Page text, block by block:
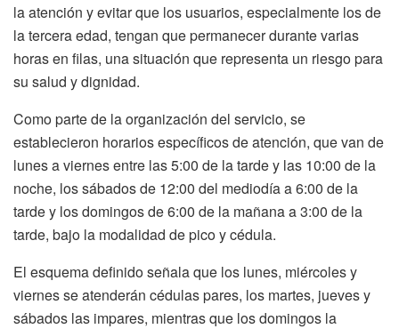
la atención y evitar que los usuarios, especialmente los de
la tercera edad, tengan que permanecer durante varias
horas en filas, una situación que representa un riesgo para
su salud y dignidad.
Como parte de la organización del servicio, se
establecieron horarios específicos de atención, que van de
lunes a viernes entre las 5:00 de la tarde y las 10:00 de la
noche, los sábados de 12:00 del mediodía a 6:00 de la
tarde y los domingos de 6:00 de la mañana a 3:00 de la
tarde, bajo la modalidad de pico y cédula.
El esquema definido señala que los lunes, miércoles y
viernes se atenderán cédulas pares, los martes, jueves y
sábados las impares, mientras que los domingos la